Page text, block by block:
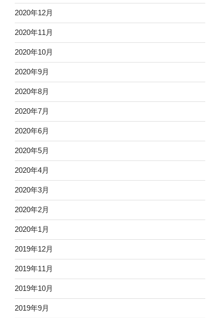
2020年12月
2020年11月
2020年10月
2020年9月
2020年8月
2020年7月
2020年6月
2020年5月
2020年4月
2020年3月
2020年2月
2020年1月
2019年12月
2019年11月
2019年10月
2019年9月